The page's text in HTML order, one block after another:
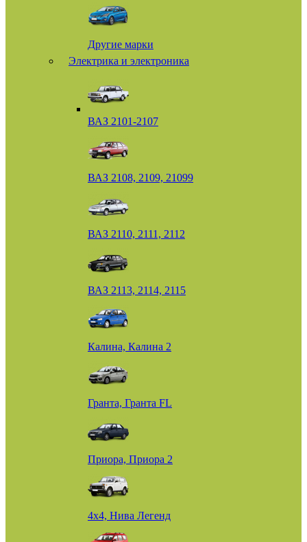
Другие марки
Электрика и электроника
ВАЗ 2101-2107
ВАЗ 2108, 2109, 21099
ВАЗ 2110, 2111, 2112
ВАЗ 2113, 2114, 2115
Калина, Калина 2
Гранта, Гранта FL
Приора, Приора 2
4х4, Нива Легенд